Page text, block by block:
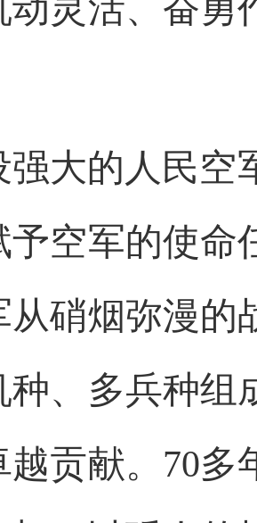
动灵活、奋勇
强大的人民空
予空军的使命
从硝烟弥漫的
种、多兵种组
贡献。70多